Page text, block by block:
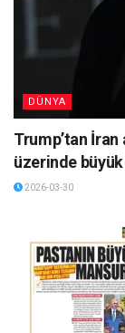
DÜNYA
Trump’tan İran
üzerinde
2026-03-30